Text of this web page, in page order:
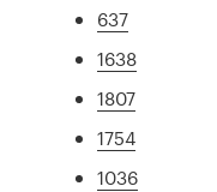
637
1638
1807
1754
1036